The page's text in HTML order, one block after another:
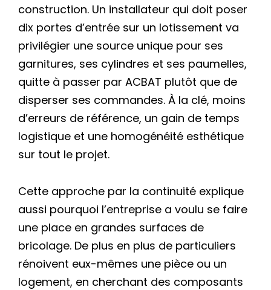
construction. Un installateur qui doit poser
dix portes d’entrée sur un lotissement va
privilégier une source unique pour ses
garnitures, ses cylindres et ses paumelles,
quitte à passer par ACBAT plutôt que de
disperser ses commandes. À la clé, moins
d’erreurs de référence, un gain de temps
logistique et une homogénéité esthétique
sur tout le projet.
Cette approche par la continuité explique
aussi pourquoi l’entreprise a voulu se faire
une place en grandes surfaces de
bricolage. De plus en plus de particuliers
rénoivent eux-mêmes une pièce ou un
logement, en cherchant des composants